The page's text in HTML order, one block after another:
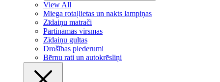
View All
Miega rotaļlietas un nakts lampiņas
Zīdaiņu matrači
Pārtināmās virsmas
Zīdaiņu gultas
Drošības piederumi
Bērnu rati un autokrēsliņi